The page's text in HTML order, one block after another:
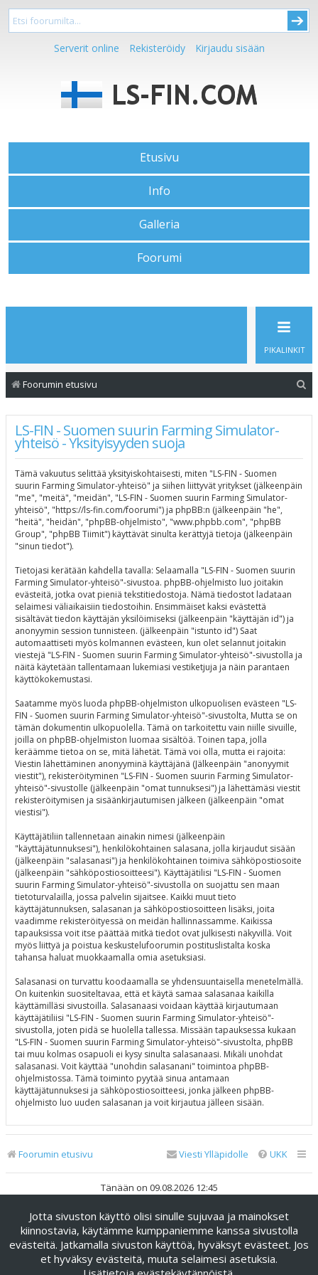
Serverit online Rekisteröidy Kirjaudu sisään
Etusivu
Info
Galleria
Foorumi
PIKALINKIT
Foorumin etusivu
LS-FIN - Suomen suurin Farming Simulator-
yhteisö - Yksityisyyden suoja
Tämä vakuutus selittää yksityiskohtaisesti, miten "LS-FIN - Suomen
suurin Farming Simulator-yhteisö" ja siihen liittyvät yritykset (jälkeenpäin
"me", "meitä", "meidän", "LS-FIN - Suomen suurin Farming Simulator-
yhteisö", "https://ls-fin.com/foorumi") ja phpBB:n (jälkeenpäin "he",
"heitä", "heidän", "phpBB-ohjelmisto", "www.phpbb.com", "phpBB
Group", "phpBB Tiimit") käyttävät sinulta kerättyjä tietoja (jälkeenpäin
"sinun tiedot").
Tietojasi kerätään kahdella tavalla: Selaamalla "LS-FIN - Suomen suurin
Farming Simulator-yhteisö"-sivustoa. phpBB-ohjelmisto luo joitakin
evästeitä, jotka ovat pieniä tekstitiedostoja. Nämä tiedostot ladataan
selaimesi väliaikaisiin tiedostoihin. Ensimmäiset kaksi evästettä
sisältävät tiedon käyttäjän yksilöimiseksi (jälkeenpäin "käyttäjän id") ja
anonyymin session tunnisteen. (jälkeenpäin "istunto id") Saat
automaattiseti myös kolmannen evästeen, kun olet selannut joitakin
viestejä "LS-FIN - Suomen suurin Farming Simulator-yhteisö"-sivustolla ja
näitä käytetään tallentamaan lukemiasi vestiketjuja ja näin parantaen
käyttökokemustasi.
Saatamme myös luoda phpBB-ohjelmiston ulkopuolisen evästeen "LS-
FIN - Suomen suurin Farming Simulator-yhteisö"-sivustolta, Mutta se on
tämän dokumentin ulkopuolella. Tämä on tarkoitettu vain niille sivuille,
joilla on phpBB-ohjelmiston luomaa sisältöä. Toinen tapa, jolla
keräämme tietoa on se, mitä lähetät. Tämä voi olla, mutta ei rajoita:
Viestin lähettäminen anonyyminä käyttäjänä (Jälkeenpäin "anonyymit
viestit"), rekisteröityminen "LS-FIN - Suomen suurin Farming Simulator-
yhteisö"-sivustolle (jälkeenpäin "omat tunnuksesi") ja lähettämäsi viestit
rekisteröitymisen ja sisäänkirjautumisen jälkeen (jälkeenpäin "omat
viestisi").
Käyttäjätiliin tallennetaan ainakin nimesi (jälkeenpäin
"käyttäjätunnuksesi"), henkilökohtainen salasana, jolla kirjaudut sisään
(jälkeenpäin "salasanasi") ja henkilökohtainen toimiva sähköpostiosoite
(jälkeenpäin "sähköpostiosoitteesi"). Käyttäjätilisi "LS-FIN - Suomen
suurin Farming Simulator-yhteisö"-sivustolla on suojattu sen maan
tietoturvalailla, jossa palvelin sijaitsee. Kaikki muut tieto
käyttäjätunnuksen, salasanan ja sähköpostiosoitteen lisäksi, joita
vaadimme rekisteröityessä on meidän hallinnassamme. Kaikissa
tapauksissa voit itse päättää mitkä tiedot ovat julkisesti näkyvillä. Voit
myös liittyä ja poistua keskustelufoorumin postituslistalta koska
tahansa haluat muokkaamalla omia asetuksiasi.
Salasanasi on turvattu koodaamalla se yhdensuuntaisella menetelmällä.
On kuitenkin suositeltavaa, että et käytä samaa salasanaa kaikilla
käyttämilläsi sivustoilla. Salasanaasi voidaan käyttää kirjautumaan
käyttäjätiliisi "LS-FIN - Suomen suurin Farming Simulator-yhteisö"-
sivustolla, joten pidä se huolella tallessa. Missään tapauksessa kukaan
"LS-FIN - Suomen suurin Farming Simulator-yhteisö"-sivustolta, phpBB
tai muu kolmas osapuoli ei kysy sinulta salasanaasi. Mikäli unohdat
salasanasi. Voit käyttää "unohdin salasanani" toimintoa phpBB-
ohjelmistossa. Tämä toiminto pyytää sinua antamaan
käyttäjätunnuksesi ja sähköpostiosoitteesi, jonka jälkeen phpBB-
ohjelmisto luo uuden salasanan ja voit kirjautua jälleen sisään.
Foorumin etusivu UKK
Viesti Ylläpidolle
Tänään on 09.08.2026 12:45
Keskustelufoorumin ohjelmistophpBB® Forum Software ©
phpBB Limited
Käännös: phpBB Suomi (lurttinen, harritapio, Pettis)
phpBB Metro Theme byPixelGoose Studio
Jotta sivuston käyttö olisi sinulle sujuvaa ja mainokset
kiinnostavia, käytämme kumppaniemme kanssa sivustolla
evästeitä. Jatkamalla sivuston käyttöä, hyväksyt evästeet. Jos
et hyväksy evästeitä, muuta selaimesi asetuksia.